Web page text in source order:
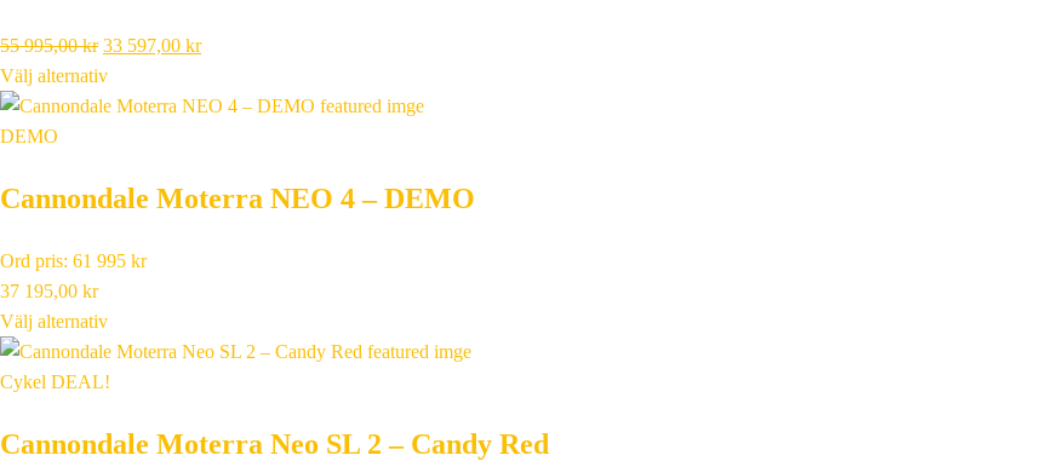
55 995,00kr Det
ursprungliga
priset
995,00 kr.
33 597,00 krDet
priset
597,00 kr.
Välj alternativ
DEMO
Cannondale Moterra NEO 4 – DEMO
Ord pris: 61 995 kr
37 195,00 kr
Välj alternativ
Cykel DEAL!
Cannondale Moterra Neo SL 2 – Candy Red